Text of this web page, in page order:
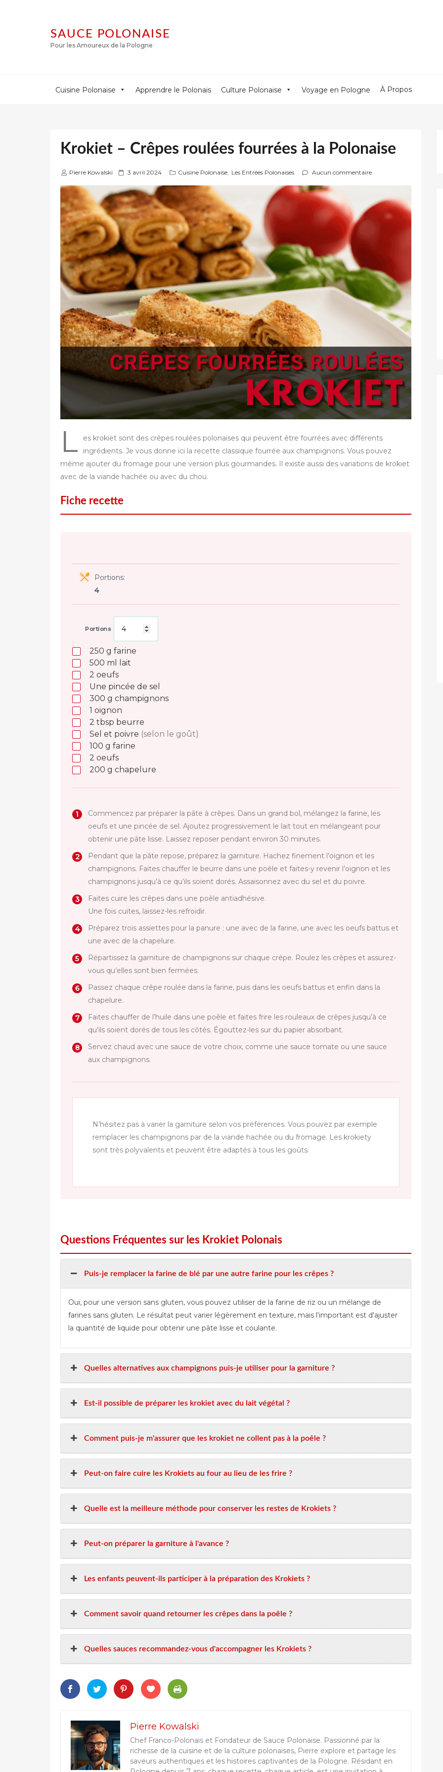
SAUCE POLONAISE
Pour les Amoureux de la Pologne
Cuisine Polonaise Apprendre le Polonais Culture Polonaise Voyage en Pologne À Propos
Krokiet – Crêpes roulées fourrées à la Polonaise
Pierre Kowalski
P
b
l
i
é
s
u
r
3 avril 2024 Cuisine Polonaise, Les Entrées Polonaises Aucun commentaire
L
es krokiet sont des crêpes roulées polonaises qui peuvent être fourrées avec différents
ingrédients. Je vous donne ici la recette classique fourrée aux champignons. Vous pouvez
même ajouter du fromage pour une version plus gourmandes. Il existe aussi des variations de krokiet
avec de la viande hachée ou avec du chou.
Fiche recette
Portions:
4
Portions
250 g farine
500 ml
lait
2 oeufs
Une pincée de sel
300 g champignons
1 oignon
2 tbsp beurre
Sel et poivre (selon le goût)
100 g farine
2 oeufs
200 g chapelure
Commencez par préparer la pâte à crêpes. Dans un grand bol, mélangez la farine, les
oeufs et une pincée de sel. Ajoutez progressivement le lait tout en mélangeant pour
obtenir une pâte lisse. Laissez reposer pendant environ 30 minutes.
Pendant que la pâte repose, préparez la garniture. Hachez finement l’oignon et les
champignons. Faites chauffer le beurre dans une poêle et faites-y revenir l’oignon et les
champignons jusqu’à ce qu’ils soient dorés. Assaisonnez avec du sel et du poivre.
Faites cuire les crêpes dans une poêle antiadhésive.
Une fois cuites, laissez-les refroidir.
Préparez trois assiettes pour la panure : une avec de la farine, une avec les oeufs battus et
une avec de la chapelure.
Répartissez la garniture de champignons sur chaque crêpe. Roulez les crêpes et assurez-
vous qu’elles sont bien fermées.
Passez chaque crêpe roulée dans la farine, puis dans les oeufs battus et enfin dans la
chapelure.
Faites chauffer de l’huile dans une poêle et faites frire les rouleaux de crêpes jusqu’à ce
qu’ils soient dorés de tous les côtés. Égouttez-les sur du papier absorbant.
Servez chaud avec une sauce de votre choix, comme une sauce tomate ou une sauce
aux champignons.
N’hésitez pas à varier la garniture selon vos préférences. Vous pouvez par exemple
remplacer les champignons par de la viande hachée ou du fromage. Les krokiety
sont très polyvalents et peuvent être adaptés à tous les goûts.
Questions Fréquentes sur les Krokiet Polonais
Puis-je remplacer la farine de blé par une autre farine pour les crêpes ?
Oui, pour une version sans gluten, vous pouvez utiliser de la farine de riz ou un mélange de
farines sans gluten. Le résultat peut varier légèrement en texture, mais l'important est d'ajuster
la quantité de liquide pour obtenir une pâte lisse et coulante.
Quelles alternatives aux champignons puis-je utiliser pour la garniture ?
Est-il possible de préparer les krokiet avec du lait végétal ?
Comment puis-je m'assurer que les krokiet ne collent pas à la poêle ?
Peut-on faire cuire les Krokiets au four au lieu de les frire ?
Quelle est la meilleure méthode pour conserver les restes de Krokiets ?
Peut-on préparer la garniture à l'avance ?
Les enfants peuvent-ils participer à la préparation des Krokiets ?
Comment savoir quand retourner les crêpes dans la poêle ?
Quelles sauces recommandez-vous d'accompagner les Krokiets ?
Pierre Kowalski
Chef Franco-Polonais et Fondateur de Sauce Polonaise. Passionné par la
richesse de la cuisine et de la culture polonaises, Pierre explore et partage les
saveurs authentiques et les histoires captivantes de la Pologne. Résidant en